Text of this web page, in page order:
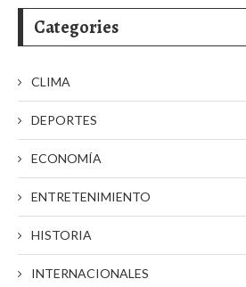
Categories
CLIMA
DEPORTES
ECONOMÍA
ENTRETENIMIENTO
HISTORIA
INTERNACIONALES